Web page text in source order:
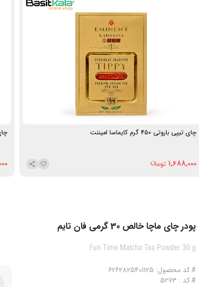
چای تیپی باروتی 450 گرم کایماسا امیننت
1,688,000
چای
پودر چای ماچا خالص 30 گرمی فان تایم
Fun Time Matcha Tea Powder 30 g
# کد محصول: 6262825401125
# کد : 5273